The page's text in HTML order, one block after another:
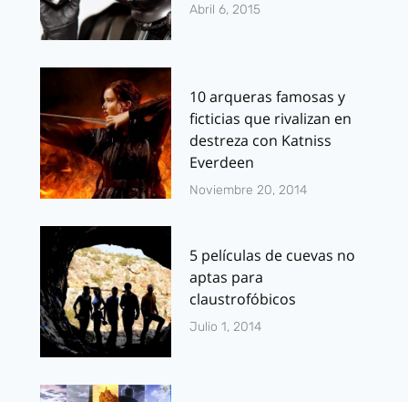
Abril 6, 2015
10 arqueras famosas y
ficticias que rivalizan en
destreza con Katniss
Everdeen
Noviembre 20, 2014
5 películas de cuevas no
aptas para
claustrofóbicos
Julio 1, 2014